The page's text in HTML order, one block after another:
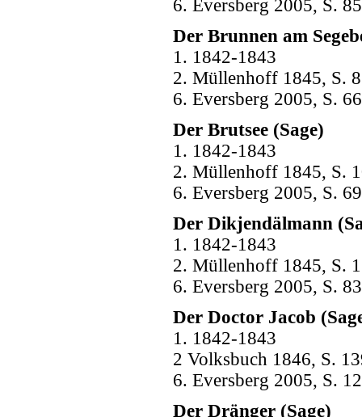
6. Eversberg 2005, S. 85
Der Brunnen am
1. 1842-1843
2. Müllenhoff 1845, S.
6. Eversberg 2005, S. 66
Der Brutsee (Sage)
1. 1842-1843
2. Müllenhoff 1845, S.
6. Eversberg 2005, S. 69
Der Dikjendälmann
1. 1842-1843
2. Müllenhoff 1845, S.
6. Eversberg 2005, S. 83
Der Doctor Jacob
1. 1842-1843
2 Volksbuch 1846, S.
6. Eversberg 2005, S.
Der Dränger (Sage)